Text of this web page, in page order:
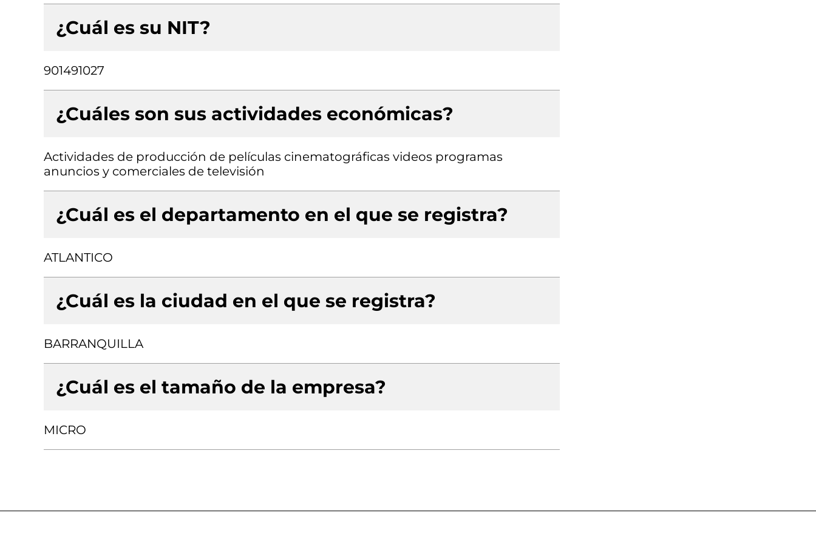
¿Cuál es su NIT?
901491027
¿Cuáles son sus actividades económicas?
Actividades de producción de películas cinematográficas videos programas
anuncios y comerciales de televisión
¿Cuál es el departamento en el que se registra?
ATLANTICO
¿Cuál es la ciudad en el que se registra?
BARRANQUILLA
¿Cuál es el tamaño de la empresa?
MICRO